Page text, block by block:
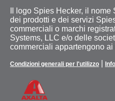
Il logo Spies Hecker, il
dei prodotti e dei servizi
commerciali o marchi
Systems, LLC e/o delle
commerciali appartengono
Condizioni generali per l'utilizzo